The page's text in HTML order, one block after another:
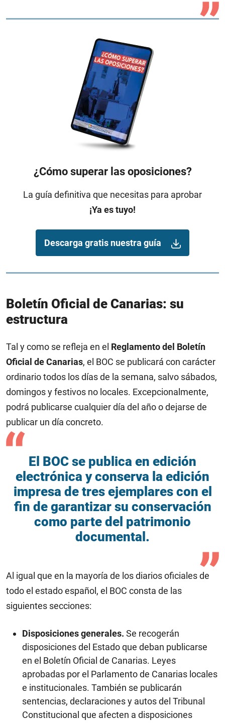
¿Cómo superar las oposiciones?
La guía definitiva que necesitas para aprobar
¡Ya es tuyo!
Descarga gratis nuestra guía
Boletín Oficial de Canarias: su
estructura
Tal y como se refleja en el Reglamento del Boletín
Oficial de Canarias, el BOC se publicará con carácter
ordinario todos los días de la semana, salvo sábados,
domingos y festivos no locales. Excepcionalmente,
podrá publicarse cualquier día del año o dejarse de
publicar un día concreto.
El BOC se publica en edición
electrónica y conserva la edición
impresa de tres ejemplares con el
fin de garantizar su conservación
como parte del patrimonio
documental.
Al igual que en la mayoría de los diarios oficiales de
todo el estado español, el BOC consta de las
siguientes secciones:
Disposiciones generales. Se recogerán
disposiciones del Estado que deban publicarse
en el Boletín Oficial de Canarias. Leyes
aprobadas por el Parlamento de Canarias locales
e institucionales. También se publicarán
sentencias, declaraciones y autos del Tribunal
Constitucional que afecten a disposiciones